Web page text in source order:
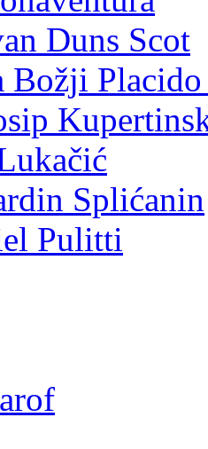
Duns Scot
Božji Placido
Splićanin
Pulitti